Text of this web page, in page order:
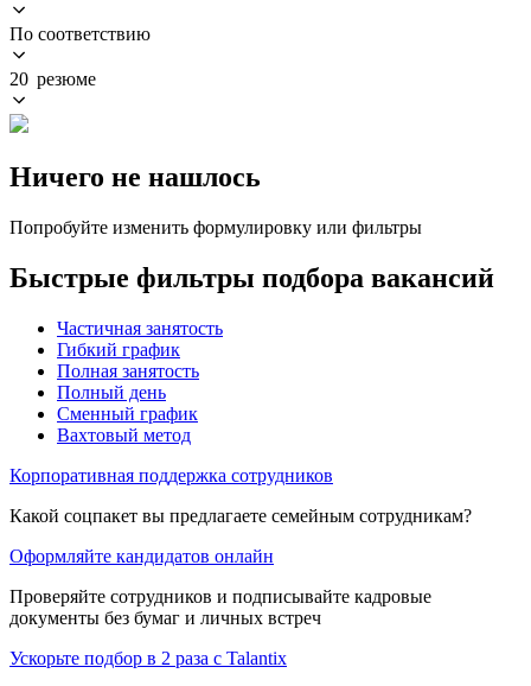
По соответствию
20 резюме
Ничего не нашлось
Попробуйте изменить формулировку или фильтры
Быстрые фильтры подбора вакансий
Частичная занятость
Гибкий график
Полная занятость
Полный день
Сменный график
Вахтовый метод
Корпоративная поддержка сотрудников
Какой соцпакет вы предлагаете семейным сотрудникам?
Оформляйте кандидатов онлайн
Проверяйте сотрудников и подписывайте кадровые
документы без бумаг и личных встреч
Ускорьте подбор в 2 раза с Talantix